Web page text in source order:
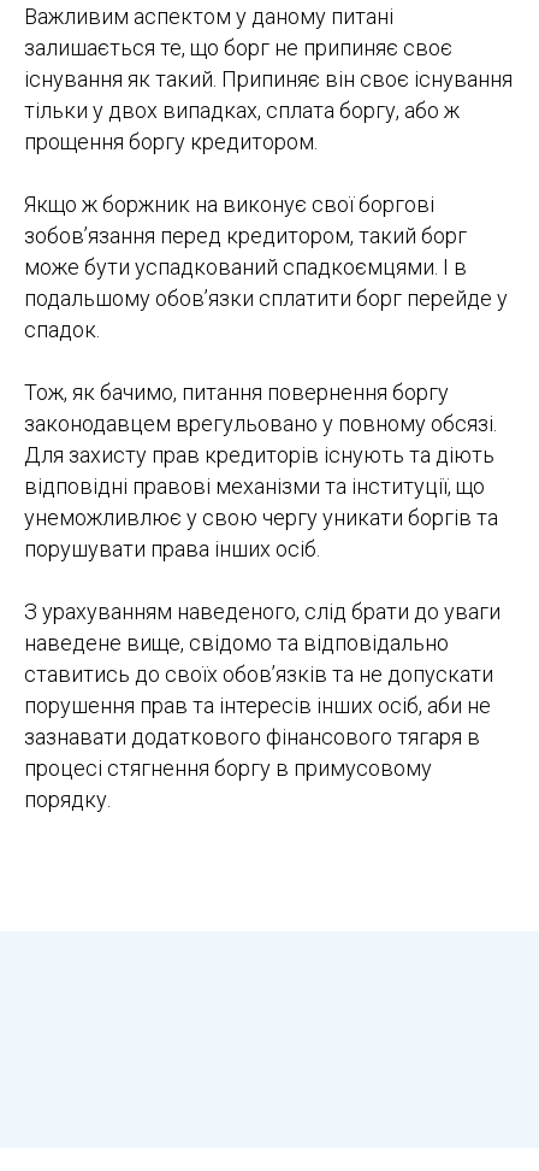
Важливим аспектом у даному питані
залишається те, що борг не припиняє своє
існування як такий. Припиняє він своє існування
тільки у двох випадках, сплата боргу, або ж
прощення боргу кредитором.
Якщо ж боржник на виконує свої боргові
зобов’язання перед кредитором, такий борг
може бути успадкований спадкоємцями. І в
подальшому обов’язки сплатити борг перейде у
спадок.
Тож, як бачимо, питання повернення боргу
законодавцем врегульовано у повному обсязі.
Для захисту прав кредиторів існують та діють
відповідні правові механізми та інституції, що
унеможливлює у свою чергу уникати боргів та
порушувати права інших осіб.
З урахуванням наведеного, слід брати до уваги
наведене вище, свідомо та відповідально
ставитись до своїх обов’язків та не допускати
порушення прав та інтересів інших осіб, аби не
зазнавати додаткового фінансового тягаря в
процесі стягнення боргу в примусовому
порядку.